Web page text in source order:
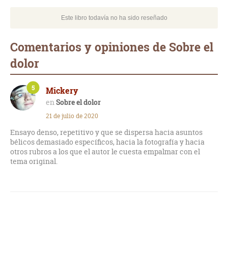
Este libro todavía no ha sido reseñado
Comentarios y opiniones de Sobre el
dolor
Mickery
Sobre el dolor
5
21 de julio de 2020
Ensayo denso, repetitivo y que se dispersa hacia asuntos
bélicos demasiado específicos, hacia la fotografía y hacia
otros rubros a los que el autor le cuesta empalmar con el
tema original.